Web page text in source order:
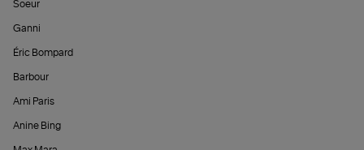
Soeur
Ganni
Éric Bompard
Barbour
Ami Paris
Anine Bing